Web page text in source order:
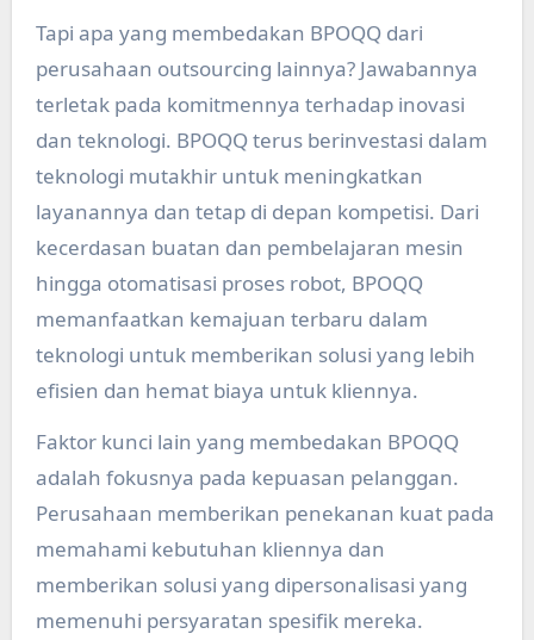
Tapi apa yang membedakan BPOQQ dari
perusahaan outsourcing lainnya? Jawabannya
terletak pada komitmennya terhadap inovasi
dan teknologi. BPOQQ terus berinvestasi dalam
teknologi mutakhir untuk meningkatkan
layanannya dan tetap di depan kompetisi. Dari
kecerdasan buatan dan pembelajaran mesin
hingga otomatisasi proses robot, BPOQQ
memanfaatkan kemajuan terbaru dalam
teknologi untuk memberikan solusi yang lebih
efisien dan hemat biaya untuk kliennya.
Faktor kunci lain yang membedakan BPOQQ
adalah fokusnya pada kepuasan pelanggan.
Perusahaan memberikan penekanan kuat pada
memahami kebutuhan kliennya dan
memberikan solusi yang dipersonalisasi yang
memenuhi persyaratan spesifik mereka.